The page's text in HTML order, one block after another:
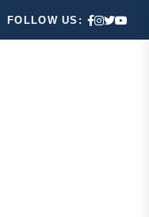
FOLLOW US: